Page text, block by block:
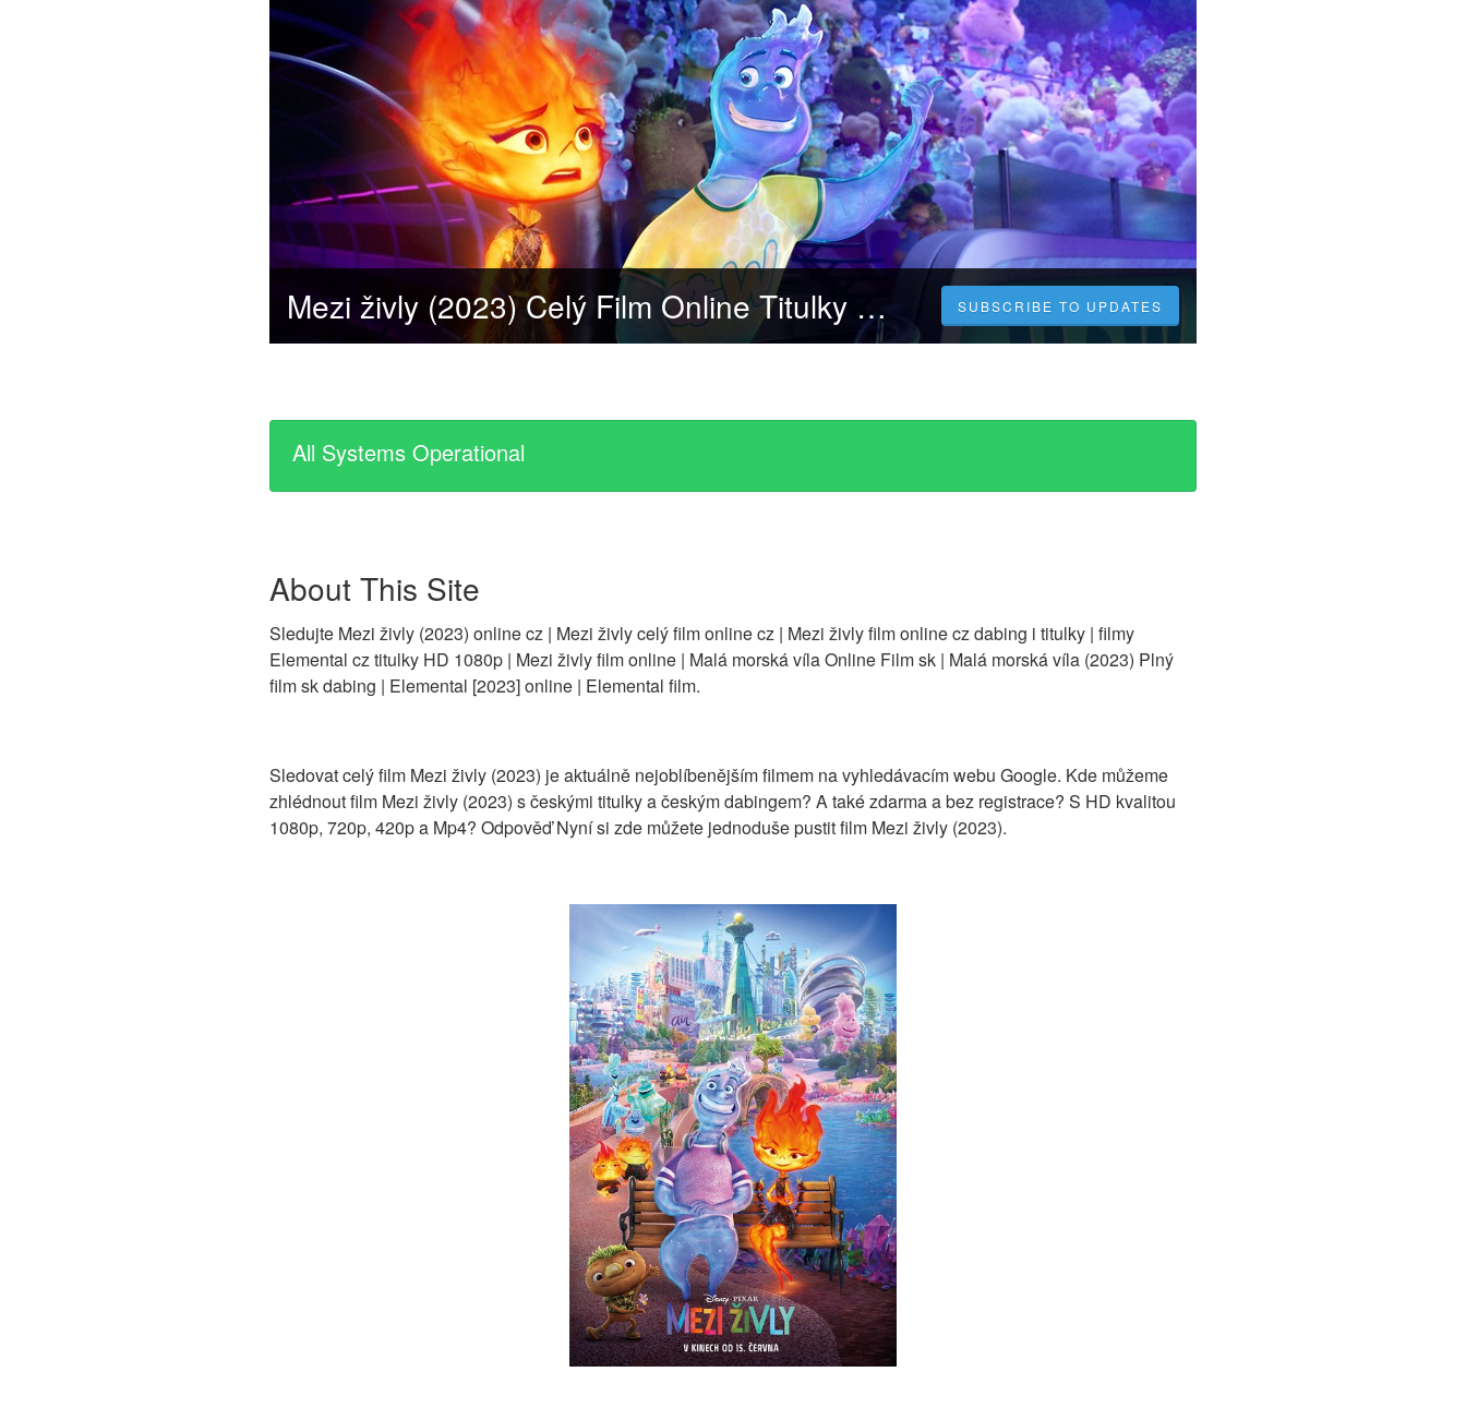
Mezi živly (2023) Celý Film Online Titulky Čeština Zdarma SUBSCRIBE TO UPDATES
All Systems Operational
About This Site
Sledujte Mezi živly (2023) online cz | Mezi živly celý film online cz | Mezi živly film online cz dabing i titulky | filmy
Elemental cz titulky HD 1080p | Mezi živly film online | Malá morská víla Online Film sk | Malá morská víla (2023) Plný
film sk dabing | Elemental [2023] online | Elemental film.
Sledovat celý film Mezi živly (2023) je aktuálně nejoblíbenějším filmem na vyhledávacím webu Google. Kde můžeme
zhlédnout film Mezi živly (2023) s českými titulky a českým dabingem? A také zdarma a bez registrace? S HD kvalitou
1080p, 720p, 420p a Mp4? Odpověď Nyní si zde můžete jednoduše pustit film Mezi živly (2023).